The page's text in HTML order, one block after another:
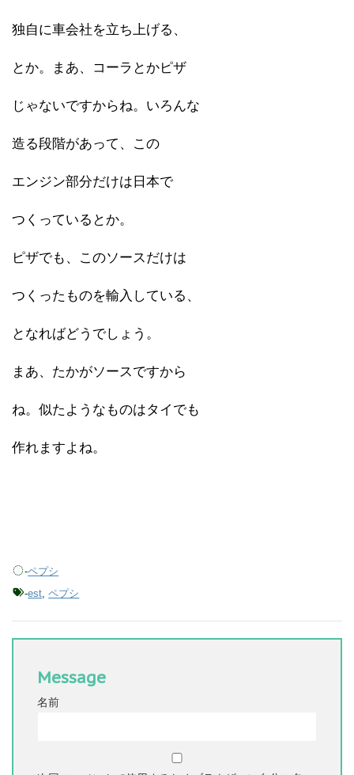
独自に車会社を立ち上げる、
とか。まあ、コーラとかピザ
じゃないですからね。いろんな
造る段階があって、この
エンジン部分だけは日本で
つくっているとか。
ピザでも、このソースだけは
つくったものを輸入している、
となればどうでしょう。
まあ、たかがソースですから
ね。似たようなものはタイでも
作れますよね。
-ペプシ
-est ,ペプシ
Message
名前